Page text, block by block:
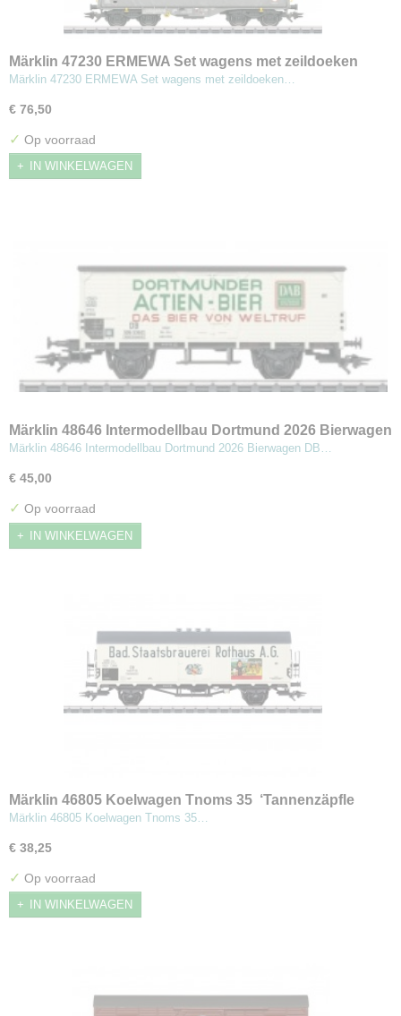
Märklin 47230 ERMEWA Set wagens met zeildoeken
schuifwanden
Märklin 47230 ERMEWA Set wagens met zeildoeken…
€ 76,50
✓ Op voorraad
IN WINKELWAGEN
Märklin 48646 Intermodellbau Dortmund 2026 Bierwagen
Märklin 48646 Intermodellbau Dortmund 2026 Bierwagen DB…
€ 45,00
✓ Op voorraad
IN WINKELWAGEN
Märklin 46805 Koelwagen Tnoms 35 ‘Tannenzäpfle
vom Hochschwarzwald’.
Märklin 46805 Koelwagen Tnoms 35…
€ 38,25
✓ Op voorraad
IN WINKELWAGEN